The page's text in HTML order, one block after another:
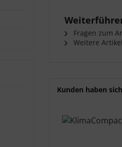
Fragen zum
Weitere
Kunden haben